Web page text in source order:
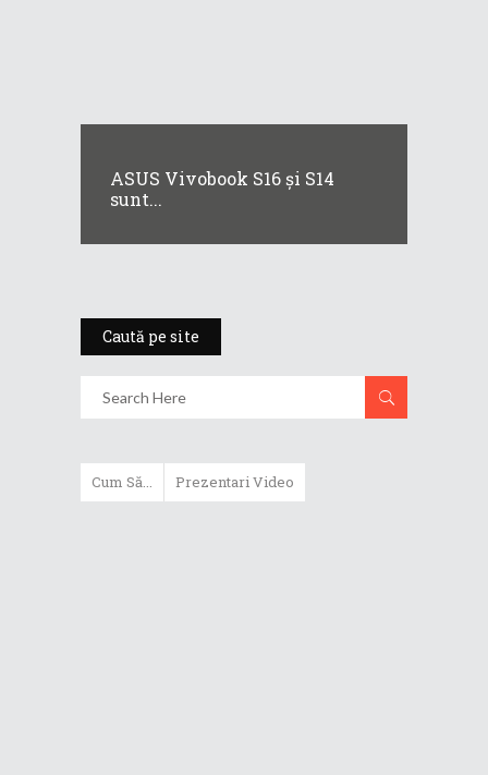
ASUS Vivobook S16 și S14
sunt...
Caută pe site
Cum Să... Prezentari Video